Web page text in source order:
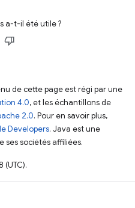
a-t-il été utile ?
de cette page est régi par une
4.0, et les échantillons de
2.0. Pour en savoir plus,
Developers. Java est une
ses sociétés affiliées.
(UTC).